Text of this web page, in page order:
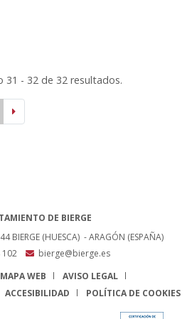
- 32 de 32 resultados.
DE BIERGE
BIERGE (HUESCA) - ARAGÓN (ESPAÑA)
102
bierge@bierge.es
MAPA WEB
AVISO LEGAL
ACCESIBILIDAD POLÍTICA DE COOKIES